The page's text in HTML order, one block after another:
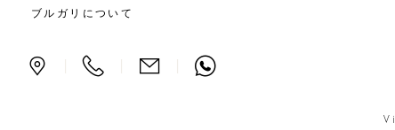
ブルガリ ホテルズ &
ブルガリについて